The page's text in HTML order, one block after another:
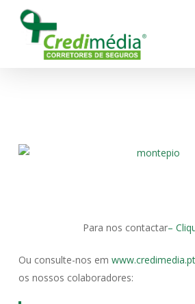
Para nos contactar–
Ou consulte-nos em www.credimedia.pt
os nossos colaboradores: